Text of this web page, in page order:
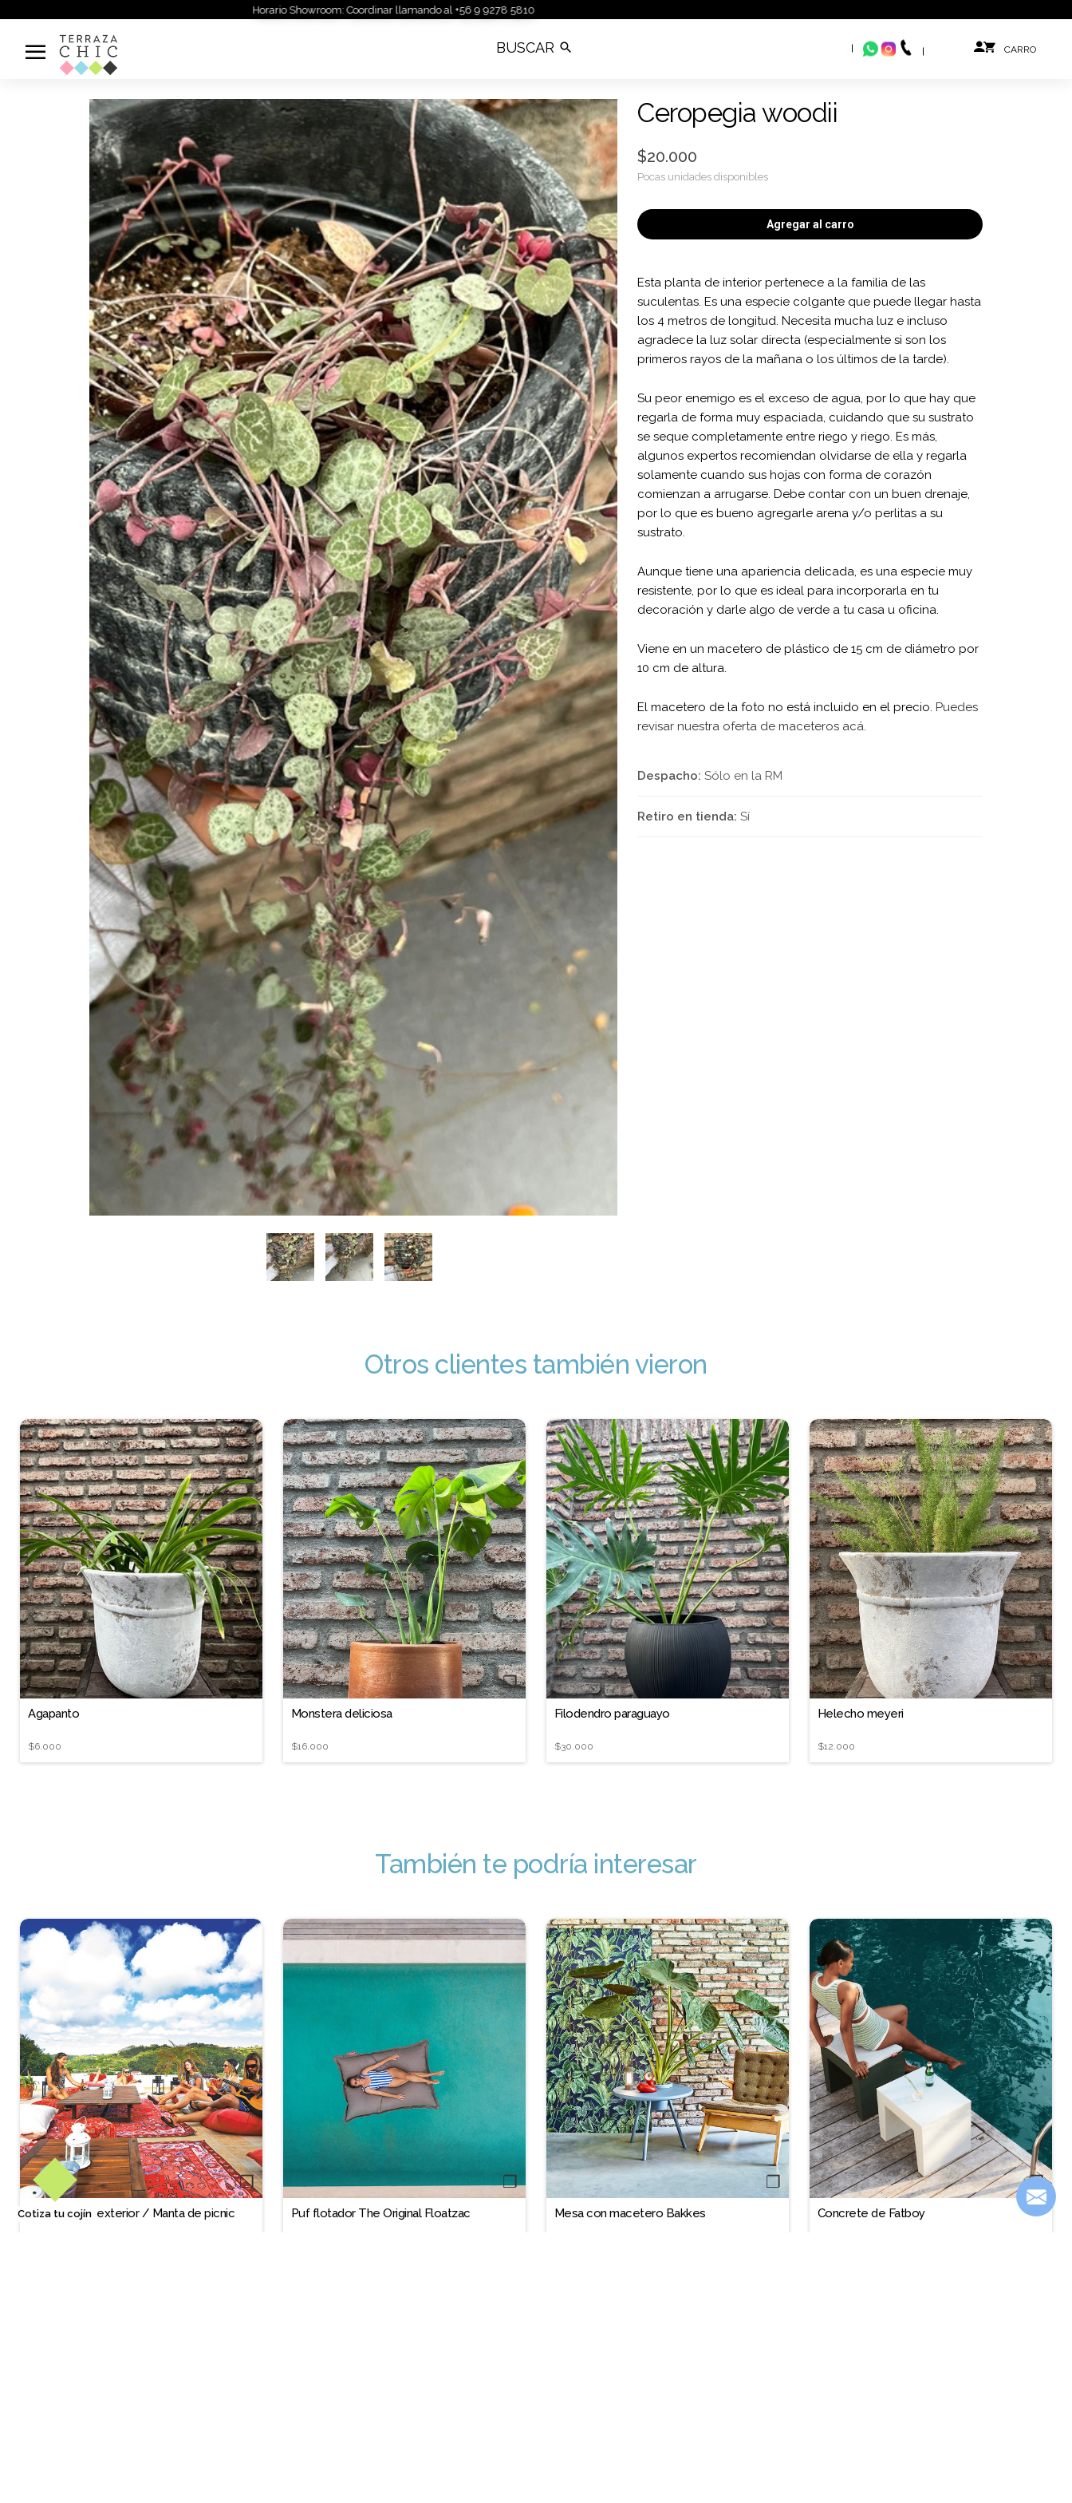
Horario Showroom: Coordinar llamando al +56 9 9278 5810
Ceropegia woodii
$20.000
Pocas unidades disponibles
Agregar al carro
Esta planta de interior pertenece a la familia de las
suculentas. Es una especie colgante que puede llegar hasta
los 4 metros de longitud. Necesita mucha luz e incluso
agradece la luz solar directa (especialmente si son los
primeros rayos de la mañana o los últimos de la tarde).
Su peor enemigo es el exceso de agua, por lo que hay que
regarla de forma muy espaciada, cuidando que su sustrato
se seque completamente entre riego y riego. Es más,
algunos expertos recomiendan olvidarse de ella y regarla
solamente cuando sus hojas con forma de corazón
comienzan a arrugarse. Debe contar con un buen drenaje,
por lo que es bueno agregarle arena y/o perlitas a su
sustrato.
Aunque tiene una apariencia delicada, es una especie muy
resistente, por lo que es ideal para incorporarla en tu
decoración y darle algo de verde a tu casa u oficina.
Viene en un macetero de plástico de 15 cm de diámetro por
10 cm de altura.
El macetero de la foto no está incluido en el precio. Puedes
revisar nuestra oferta de maceteros acá.
Despacho: Sólo en la RM
Retiro en tienda: Sí
Otros clientes también vieron
❐
Agapanto
$6.000
❐
Monstera deliciosa
$16.000
❐
Filodendro paraguayo
$30.000
❐
Helecho meyeri
$12.000
También te podría interesar
❐
Alfombra de exterior / Manta de picnic
❐
Puf flotador The Original Floatzac
❐
Mesa con macetero Bakkes
❐
Concrete de Fatboy
Cotiza tu cojín